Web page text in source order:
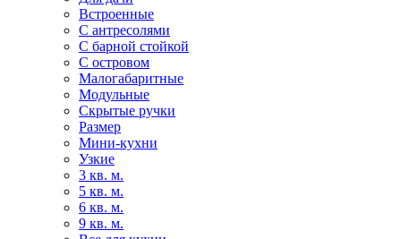
Встроенные
С антресолями
С барной стойкой
С островом
Малогабаритные
Модульные
Скрытые ручки
Размер
Мини-кухни
Узкие
3 кв. м.
5 кв. м.
6 кв. м.
9 кв. м.